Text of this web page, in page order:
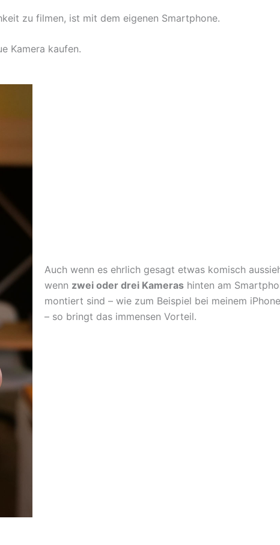
zu filmen, ist mit dem eigenen Smartphone.
Kamera kaufen.
Auch wenn es ehrlich gesagt etwas komisch
wenn zwei oder drei Kamerashinten am
montiert sind – wie zum Beispiel bei meinem
– so bringt das immensen Vorteil.